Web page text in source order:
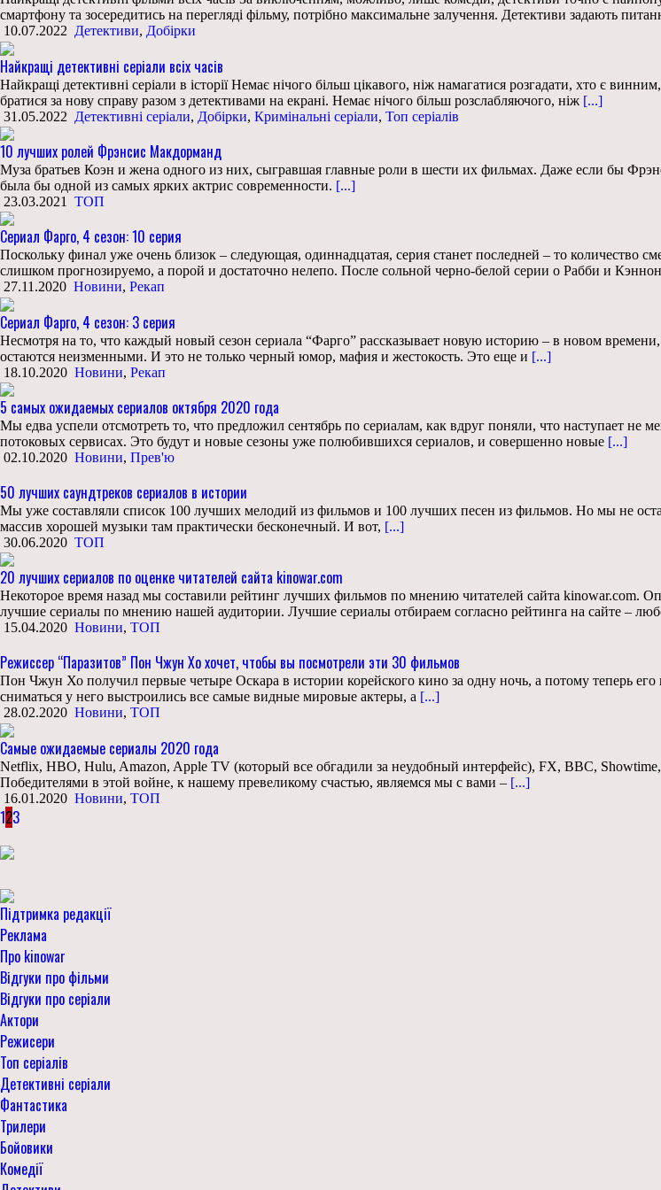
смартфону та зосередитись на перегляді фільму, потрібно максимальне залучення. Детективи задають
10.07.2022 Детективи, Добірки
Найкращі детективні серіали всіх часів
Найкращі детективні серіали в історії Немає нічого більш цікавого, ніж намагатися розгадати, хто є
братися за нову справу разом з детективами на екрані. Немає нічого більш розслабляючого, ніж [...]
31.05.2022 Детективні серіали, Добірки, Кримінальні серіали, Топ серіалів
10 лучших ролей Фрэнсис Макдорманд
Муза братьев Коэн и жена одного из них, сыгравшая главные роли в шести их фильмах. Даже если бы
была бы одной из самых ярких актрис современности. [...]
23.03.2021
ТОП
Сериал Фарго, 4 сезон: 10 серия
Поскольку финал уже очень близок – следующая, одиннадцатая, серия станет последней – то количество
слишком прогнозируемо, а порой и достаточно нелепо. После сольной черно-белой серии о Рабби и
27.11.2020 Новини, Рекап
Сериал Фарго, 4 сезон: 3 серия
Несмотря на то, что каждый новый сезон сериала “Фарго” рассказывает новую историю – в новом
остаются неизменными. И это не только черный юмор, мафия и жестокость. Это еще и [...]
18.10.2020 Новини, Рекап
5 самых ожидаемых сериалов октября 2020 года
Мы едва успели отсмотреть то, что предложил сентябрь по сериалам, как вдруг поняли, что наступает
потоковых сервисах. Это будут и новые сезоны уже полюбившихся сериалов, и совершенно новые [...]
02.10.2020 Новини, Прев'ю
50 лучших саундтреков сериалов в истории
Мы уже составляли список 100 лучших мелодий из фильмов и 100 лучших песен из фильмов. Но мы не
массив хорошей музыки там практически бесконечный. И вот, [...]
30.06.2020 ТОП
20 лучших сериалов по оценке читателей сайта kinowar.com
Некоторое время назад мы составили рейтинг лучших фильмов по мнению читателей сайта kinowar.com.
лучшие сериалы по мнению нашей аудитории. Лучшие сериалы отбираем согласно рейтинга на сайте –
15.04.2020 Новини, ТОП
Режиссер “Паразитов” Пон Чжун Хо хочет, чтобы вы посмотрели эти 30 фильмов
Пон Чжун Хо получил первые четыре Оскара в истории корейского кино за одну ночь, а потому теперь
сниматься у него выстроились все самые видные мировые актеры, а [...]
28.02.2020 Новини, ТОП
Самые ожидаемые сериалы 2020 года
Netflix, HBO, Hulu, Amazon, Apple TV (который все обгадили за неудобный интерфейс), FX, BBC,
Победителями в этой войне, к нашему превеликому счастью, являемся мы с вами – [...]
16.01.2020 Новини, ТОП
123
Підтримка редакції
Реклама
Про kinowar
Відгуки про фільми
Відгуки про серіали
Актори
Режисери
Топ серіалів
Детективні серіали
Фантастика
Трилери
Бойовики
Комедії